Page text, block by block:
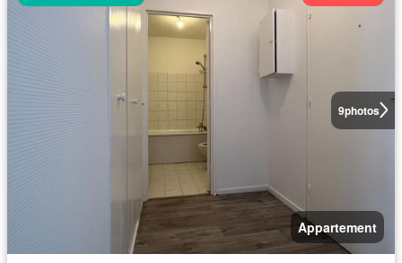
9photos
Appartement